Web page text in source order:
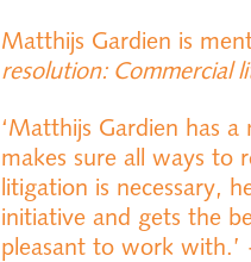
Matthijs Gardien is
resolution: Commercial
‘Matthijs Gardien has
makes sure all ways to
litigation is necessary,
initiative and gets the
pleasant to work with.’